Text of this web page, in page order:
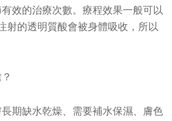
效的治療次數。療程效果一般可以
射的透明質酸會被身體吸收，所以
期缺水乾燥、需要補水保濕、膚色